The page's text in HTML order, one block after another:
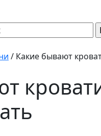
/ Какие бывают